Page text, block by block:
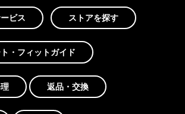
ビス ストアを探す
・フィットガイド
返品・交換